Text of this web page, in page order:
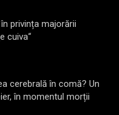
privința majorării
cuiva“
cerebrală în comă? Un
în momentul morții